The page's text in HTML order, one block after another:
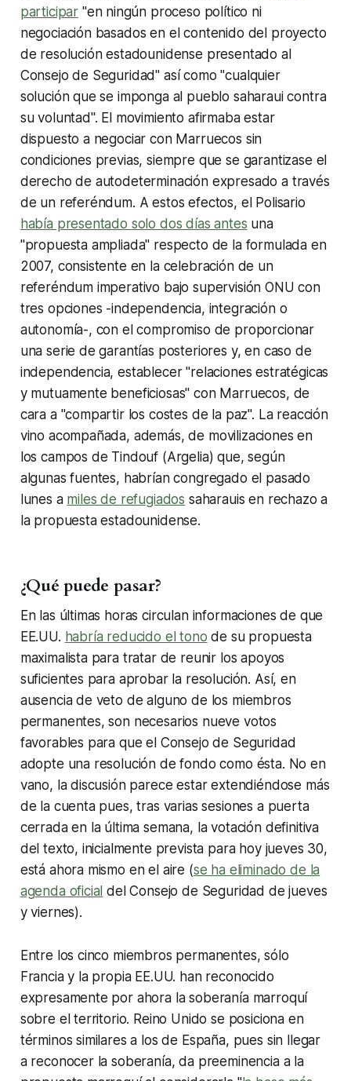
participar "en ningún proceso político ni
negociación basados en el contenido del proyecto
de resolución estadounidense presentado al
Consejo de Seguridad" así como "cualquier
solución que se imponga al pueblo saharaui contra
su voluntad". El movimiento afirmaba estar
dispuesto a negociar con Marruecos sin
condiciones previas, siempre que se garantizase el
derecho de autodeterminación expresado a través
de un referéndum. A estos efectos, el Polisario
había presentado solo dos días antes una
"propuesta ampliada" respecto de la formulada en
2007, consistente en la celebración de un
referéndum imperativo bajo supervisión ONU con
tres opciones -independencia, integración o
autonomía-, con el compromiso de proporcionar
una serie de garantías posteriores y, en caso de
independencia, establecer "relaciones estratégicas
y mutuamente beneficiosas" con Marruecos, de
cara a "compartir los costes de la paz". La reacción
vino acompañada, además, de movilizaciones en
los campos de Tindouf (Argelia) que, según
algunas fuentes, habrían congregado el pasado
lunes a miles de refugiados saharauis en rechazo a
la propuesta estadounidense.
¿Qué puede pasar?
En las últimas horas circulan informaciones de que
EE.UU. habría reducido el tono de su propuesta
maximalista para tratar de reunir los apoyos
suficientes para aprobar la resolución. Así, en
ausencia de veto de alguno de los miembros
permanentes, son necesarios nueve votos
favorables para que el Consejo de Seguridad
adopte una resolución de fondo como ésta. No en
vano, la discusión parece estar extendiéndose más
de la cuenta pues, tras varias sesiones a puerta
cerrada en la última semana, la votación definitiva
del texto, inicialmente prevista para hoy jueves 30,
está ahora mismo en el aire (se ha eliminado de la
agenda oficial del Consejo de Seguridad de jueves
y viernes).
Entre los cinco miembros permanentes, sólo
Francia y la propia EE.UU. han reconocido
expresamente por ahora la soberanía marroquí
sobre el territorio. Reino Unido se posiciona en
términos similares a los de España, pues sin llegar
a reconocer la soberanía, da preeminencia a la